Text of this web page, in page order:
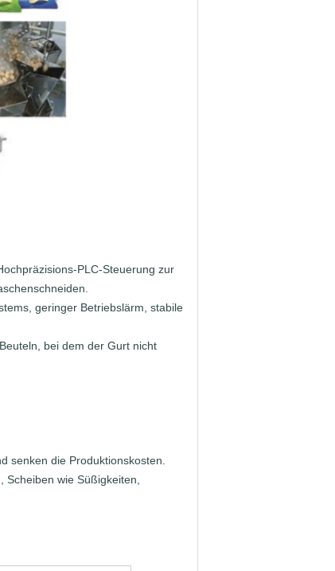
PLC-Steuerung zur
geringer Betriebslärm, stabile
bei dem der Gurt nicht
senken die Produktionskosten.
wie Süßigkeiten,